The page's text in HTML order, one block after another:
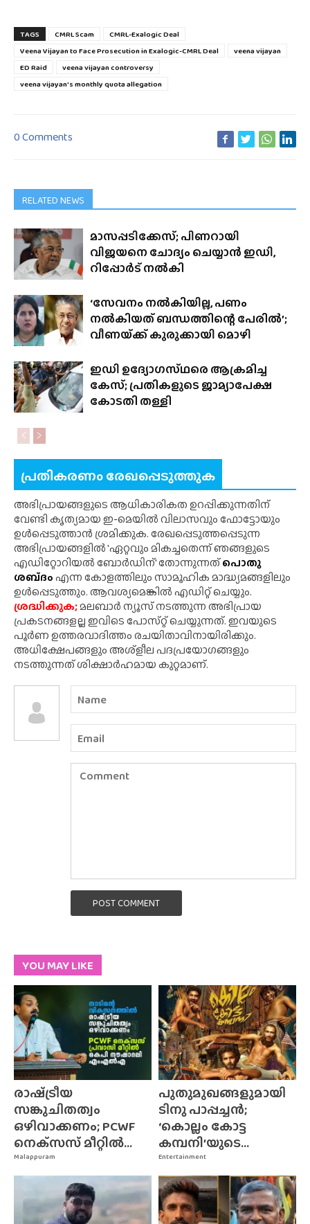
TAGS CMRL Scam
CMRL-Exalogic Deal
Veena Vijayan to Face Prosecution in Exalogic-CMRL Deal
veena vijayan
ED Raid
veena vijayan controversy
veena vijayan's monthly quota allegation
0 Comments
RELATED NEWS
മാസപ്പടിക്കേസ്; പിണറായി
വിജയനെ ചോദ്യം ചെയ്യാൻ ഇഡി,
റിപ്പോർട് നൽകി
‘സേവനം നൽകിയില്ല, പണം
നൽകിയത് ബന്ധത്തിന്റെ പേരിൽ’;
വീണയ്‌ക്ക് കുരുക്കായി മൊഴി
ഇഡി ഉദ്യോഗസ്‌ഥരെ ആക്രമിച്ച
കേസ്‌; പ്രതികളുടെ ജാമ്യാപേക്ഷ
കോടതി തള്ളി
പ്രതികരണം രേഖപ്പെടുത്തുക
അഭിപ്രായങ്ങളുടെ ആധികാരികത ഉറപ്പിക്കുന്നതിന്
വേണ്ടി കൃത്യമായ ഇ-മെയിൽ വിലാസവും ഫോട്ടോയും
ഉൾപ്പെടുത്താൻ ശ്രമിക്കുക. രേഖപ്പെടുത്തപ്പെടുന്ന
അഭിപ്രായങ്ങളിൽ 'ഏറ്റവും മികച്ചതെന്ന് ഞങ്ങളുടെ
എഡിറ്റോറിയൽ ബോർഡിന്' തോന്നുന്നത്പൊതു
ശബ്‌ദംഎന്ന കോളത്തിലും സാമൂഹിക മാദ്ധ്യമങ്ങളിലും
ഉൾപ്പെടുത്തും. ആവശ്യമെങ്കിൽ എഡിറ്റ് ചെയ്യും.
ശ്രദ്ധിക്കുക;മലബാർ ന്യൂസ് നടത്തുന്ന അഭിപ്രായ
പ്രകടനങ്ങളല്ല ഇവിടെ പോസ്‌റ്റ് ചെയ്യുന്നത്. ഇവയുടെ
പൂർണ ഉത്തരവാദിത്തം രചയിതാവിനായിരിക്കും.
അധിക്ഷേപങ്ങളും അശ്‌ളീല പദപ്രയോഗങ്ങളും
നടത്തുന്നത് ശിക്ഷാർഹമായ കുറ്റമാണ്.
POST COMMENT
YOU MAY LIKE
Malappuram
രാഷ്‌ട്രീയ
സങ്കുചിതത്വം
ഒഴിവാക്കണം; PCWF
നെക്‌സസ്‌ മീറ്റിൽ...
Entertainment
പുതുമുഖങ്ങളുമായി
ടിനു പാപ്പച്ചൻ;
‘കൊല്ലം കോട്ട
കമ്പനി’യുടെ...